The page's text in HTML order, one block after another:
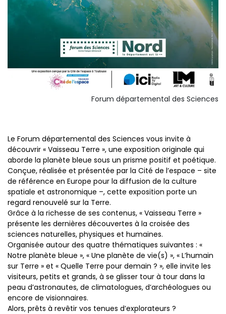
Forum départemental des Sciences
Le Forum départemental des Sciences vous invite à
découvrir « Vaisseau Terre », une exposition originale qui
aborde la planète bleue sous un prisme positif et poétique.
Conçue, réalisée et présentée par la Cité de l’espace – site
de référence en Europe pour la diffusion de la culture
spatiale et astronomique –, cette exposition porte un
regard renouvelé sur la Terre.
Grâce à la richesse de ses contenus, « Vaisseau Terre »
présente les dernières découvertes à la croisée des
sciences naturelles, physiques et humaines.
Organisée autour des quatre thématiques suivantes : «
Notre planète bleue », « Une planète de vie(s) », « L’humain
sur Terre » et « Quelle Terre pour demain ? », elle invite les
visiteurs, petits et grands, à se glisser tour à tour dans la
peau d’astronautes, de climatologues, d’archéologues ou
encore de visionnaires.
Alors, prêts à revêtir vos tenues d’explorateurs ?